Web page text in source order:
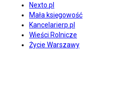
Nexto.pl
Mała księgowość
Kancelarierp.pl
Wieści Rolnicze
Życie Warszawy